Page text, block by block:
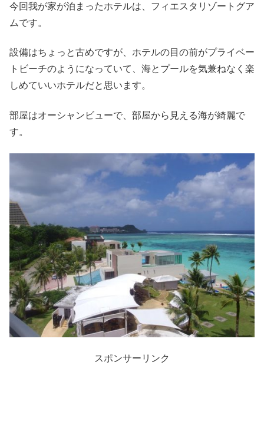
今回我が家が泊まったホテルは、フィエスタリゾートグア
ムです。
設備はちょっと古めですが、ホテルの目の前がプライベー
トビーチのようになっていて、海とプールを気兼ねなく楽
しめていいホテルだと思います。
部屋はオーシャンビューで、部屋から見える海が綺麗で
す。
スポンサーリンク